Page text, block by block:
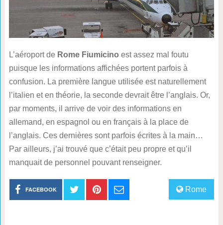
L’aéroport de Rome Fiumicino est assez mal foutu
puisque les informations affichées portent parfois à
confusion. La première langue utilisée est naturellement
l’italien et en théorie, la seconde devrait être l’anglais. Or,
par moments, il arrive de voir des informations en
allemand, en espagnol ou en français à la place de
l’anglais. Ces dernières sont parfois écrites à la main…
Par ailleurs, j’ai trouvé que c’était peu propre et qu’il
manquait de personnel pouvant renseigner.
Rome
FACEBOOK